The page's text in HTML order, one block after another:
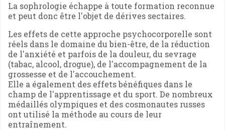
La sophrologie échappe à toute formation reconnue
et peut donc être l'objet de dérives sectaires.
Les effets de cette approche psychocorporelle sont
réels dans le domaine du bien-être, de la réduction
de l'anxiété et parfois de la douleur, du sevrage
(tabac, alcool, drogue), de l'accompagnement de la
grossesse et de l'accouchement.
Elle a également des effets bénéfiques dans le
champ de l'apprentissage et du sport. De nombreux
médaillés olympiques et des cosmonautes russes
ont utilisé la méthode au cours de leur
entraînement.